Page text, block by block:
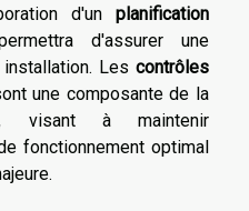
d'un planification
d'assurer une
Les contrôles
une composante de la
visant à maintenir
fonctionnement optimal